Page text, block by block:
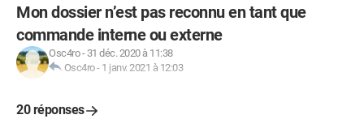
Mon dossier n’est pas reconnu en tant que
commande interne ou externe
Osc4ro- 31 déc. 2020 à 11:38
Osc4ro- 1 janv. 2021 à 12:03
20 réponses